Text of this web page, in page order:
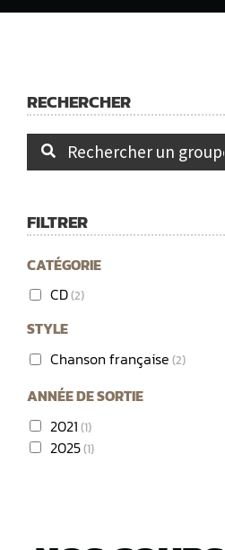
RECHERCHER
Recherche
FILTRER
CATÉGORIE
CD(2)
STYLE
Chanson française (2)
ANNÉE DE SORTIE
2021 (1)
2025(1)